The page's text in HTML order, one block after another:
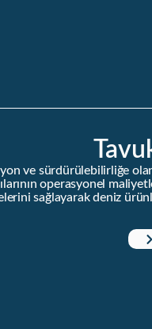
ve sürdürülebilirliğe olan
operasyonel
sağlayarak deniz